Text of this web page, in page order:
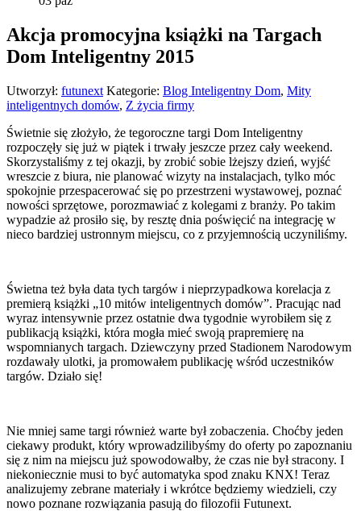
Akcja promocyjna książki na Targach
Dom Inteligentny 2015
Utworzył: futunext Kategorie: Blog Inteligentny Dom, Mity
inteligentnych domów, Z życia firmy
Świetnie się złożyło, że tegoroczne targi Dom Inteligentny
rozpoczęły się już w piątek i trwały jeszcze przez cały weekend.
Skorzystaliśmy z tej okazji, by zrobić sobie lżejszy dzień, wyjść
wreszcie z biura, nie planować wizyty na instalacjach, tylko móc
spokojnie przespacerować się po przestrzeni wystawowej, poznać
nowości sprzętowe, porozmawiać z kolegami z branży. Po takim
wypadzie aż prosiło się, by resztę dnia poświęcić na integrację w
nieco bardziej ustronnym miejscu, co z przyjemnością uczyniliśmy.
Świetna też była data tych targów i nieprzypadkowa korelacja z
premierą książki „10 mitów inteligentnych domów”. Pracując nad
wyraz intensywnie przez ostatnie dwa tygodnie wyrobiłem się z
publikacją książki, która mogła mieć swoją prapremierę na
wspomnianych targach. Dziewczyny przed Stadionem Narodowym
rozdawały ulotki, ja promowałem publikację wśród uczestników
targów. Działo się!
Nie mniej same targi również warte był zobaczenia. Choćby jeden
ciekawy produkt, który wprowadzilibyśmy do oferty po zapoznaniu
się z nim na miejscu już spowodowałby, że czas nie był stracony. I
niekoniecznie musi to być automatyka spod znaku KNX! Teraz
analizujemy zebrane materiały i wkrótce będziemy wiedzieli, czy
nowo poznane rozwiązania pasują do filozofii Futunext.